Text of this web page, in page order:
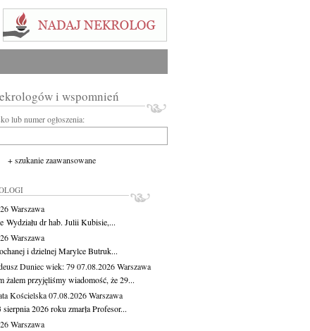
i wspomnień
lub numer ogłoszenia:
+ szukanie zaawansowane
Warszawa
Wydziału dr hab. Julii Kubisie,...
Warszawa
i dzielnej Marylce Butruk...
Duniecwiek: 7907.08.2026Warszawa
żalem przyjęliśmy wiadomość, że 29...
Kościelska07.08.2026Warszawa
2026 roku zmarła Profesor...
Warszawa